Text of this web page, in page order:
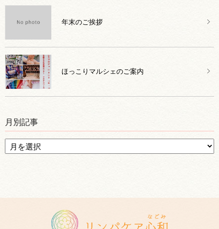
年末のご挨拶
ほっこりマルシェのご案内
月別記事